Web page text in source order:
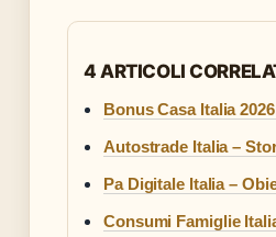
4 ARTICOLI
Bonus Casa Italia
Autostrade Italia –
Pa Digitale Italia –
Consumi Famiglie